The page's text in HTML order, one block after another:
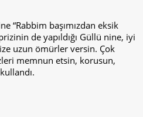
“Rabbim başımızdan eksik
de yapıldığı Güllü nine, iyi
uzun ömürler versin. Çok
memnun etsin, korusun,